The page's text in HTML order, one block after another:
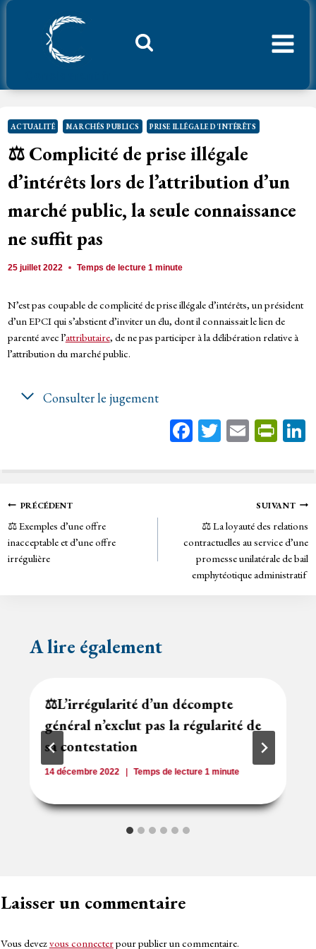
Aller
ACTUALITÉ MARCHÉS PUBLICS PRISE ILLÉGALE D'INTÉRÊTS
⚖️ Complicité de prise illégale
d’intérêts lors de l’attribution d’un
marché public, la seule connaissance
ne suffit pas
25 juillet 2022 Temps de lecture1 minute
N’est pas coupable de complicité de prise illégale d’intérêts, un président
d’un EPCI qui s’abstient d’inviter un élu, dont il connaissait le lien de
parenté avec l’attributaire, de ne pas participer à la délibération relative à
l’attribution du marché public.
Consulter le jugement
Fa
bo
T
tt
E
ail
Pr
tF
rie
n
dl
y
Navigation
de
l’article
PRÉCÉDENT
⚖️ Exemples d’une offre
inacceptable et d’une offre
irrégulière
SUIVANT
⚖️ La loyauté des relations
contractuelles au service d’une
promesse unilatérale de bail
emphytéotique administratif
A lire également
⚖️L’irrégularité d’un décompte
général n’exclut pas la régularité de
sa contestation
14 décembre 2022 Temps de lecture 1minute
Laisser un commentaire
Vous devezvous connecterpour publier un commentaire.